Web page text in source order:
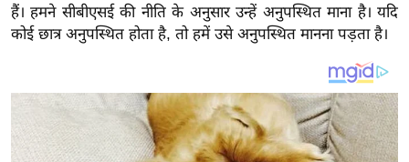
य
ब
ल
हैं। हमने सीबीएसई की नीति के अनुसार उन्हें अनुपस्थित माना है। यदि
कोई छात्र अनुपस्थित होता है, तो हमें उसे अनुपस्थित मानना ​​पड़ता है।